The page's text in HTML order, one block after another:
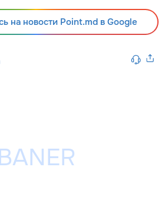
на новости Point.md в Google